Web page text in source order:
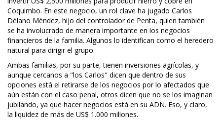
Coquimbo. En este negocio, un rol clave ha jugado Carlos
Délano Méndez, hijo del controlador de Penta, quien también
se ha involucrado de manera importante en los negocios
financieros de la familia. Algunos lo identifican como el heredero
natural para dirigir el grupo.
Ambas familias, por su parte, tienen inversiones agrícolas, y
aunque cercanos a "los Carlos" dicen que dentro de sus
opciones está el retirarse de los negocios por lo afectados que
aún están con el caso penal, otros dicen que no se los imaginan
jubilando, ya que hacer negocios está en su ADN. Eso, y claro,
la liquidez de más de US$ 1.000 millones.